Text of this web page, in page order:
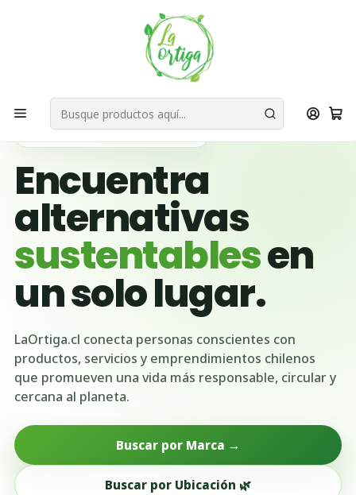
Bienvenid@s a quienes quieren un planeta más verde...
Nuestra Misión
Ubicación Emprendedores
Pencahue
🌱 BUSCADOR VERDE DE CHILE
Encuentra
alternativas
sustentablesen
un solo lugar.
LaOrtiga.cl conecta personas conscientes con
productos, servicios y emprendimientos chilenos
que promueven una vida más responsable, circular y
cercana al planeta.
Buscar por Marca →
Buscar por Ubicación 🌿